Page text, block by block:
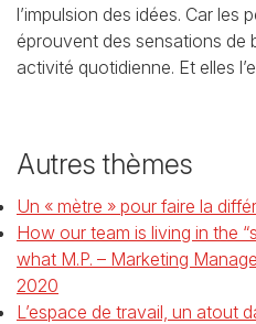
l’impulsion des idées. Car les
éprouvent des sensations de
activité quotidienne. Et elles
Autres thèmes
Un « mètre » pour faire la
How our team is living in the
what M.P. – Marketing
2020
L’espace de travail, un atout